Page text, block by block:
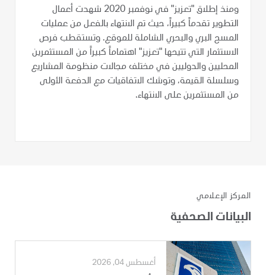
ومنذ إطلاق "تعزيز" في نوفمبر 2020 شهدت أعمال
التطوير تقدماً كبيراً، حيث تم الانتهاء بالفعل من عمليات
المسح البري والبحري الشاملة للموقع. وتستقطب فرص
الاستثمار التي تتيحها "تعزيز" اهتماماً كبيراً من المستثمرين
المحليين والدوليين في مختلف مجالات منظومة المشاريع
وسلسلة القيمة، وتوشك الاتفاقيات مع الدفعة الأولى
من المستثمرين على الانتهاء.
المركز الإعلامي
البيانات الصحفية
أغسطس 04, 2026